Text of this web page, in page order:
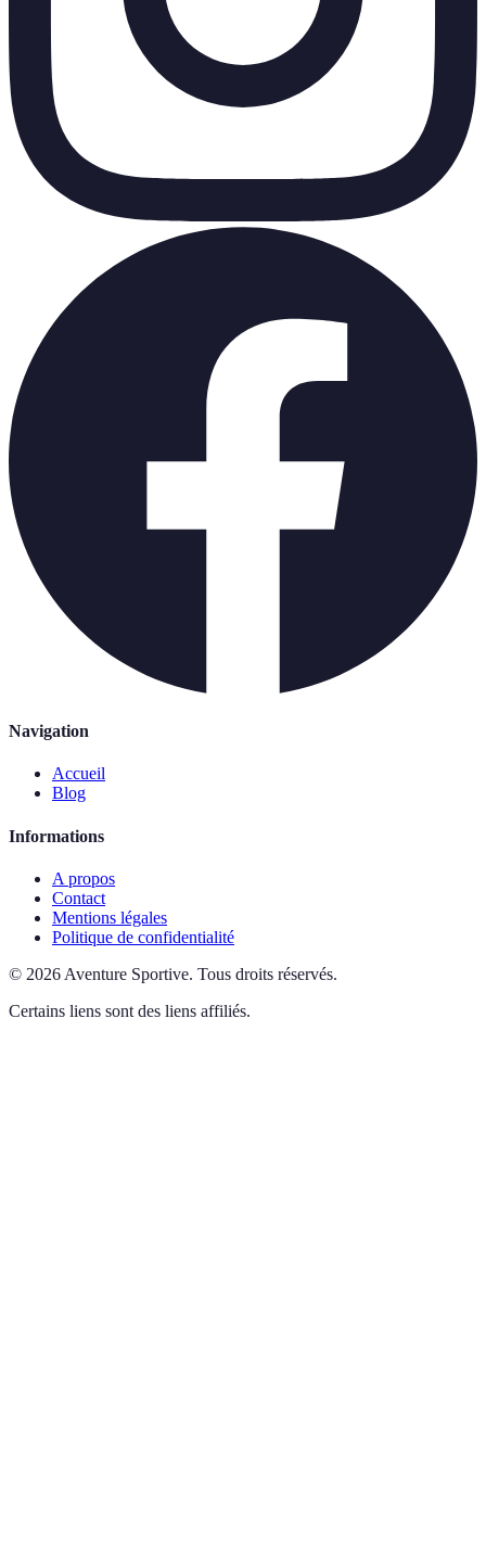
Navigation
Accueil
Blog
Informations
A propos
Contact
Mentions légales
Politique de confidentialité
© 2026 Aventure Sportive. Tous droits réservés.
Certains liens sont des liens affiliés.